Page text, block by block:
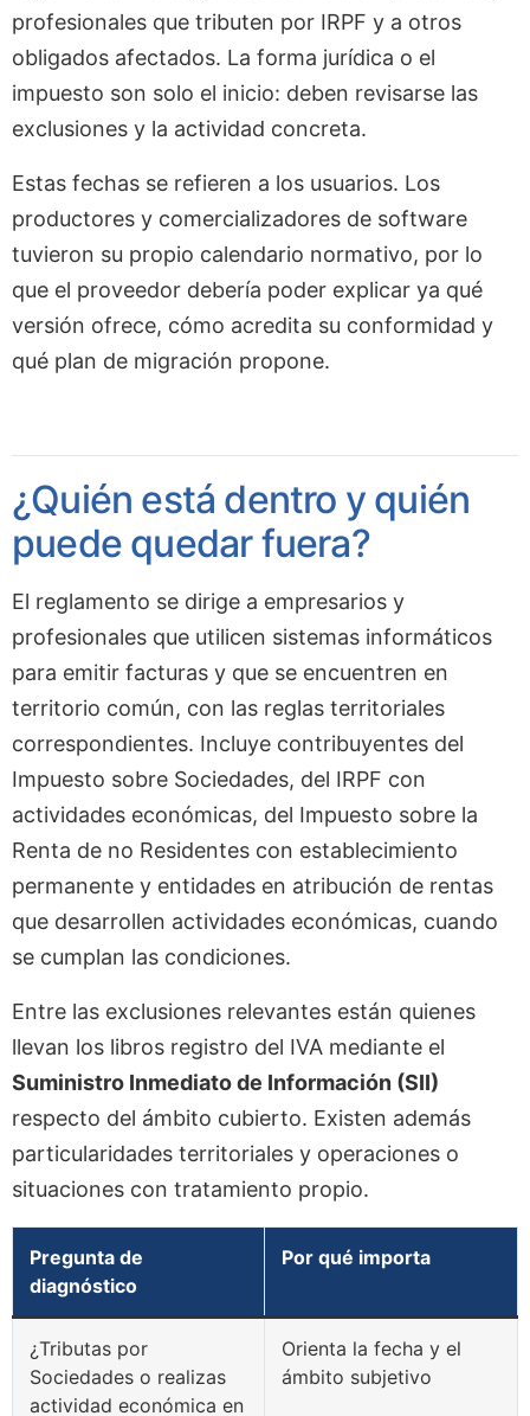
profesionales que tributen por IRPF y a otros
obligados afectados. La forma jurídica o el
impuesto son solo el inicio: deben revisarse las
exclusiones y la actividad concreta.
Estas fechas se refieren a los usuarios. Los
productores y comercializadores de software
tuvieron su propio calendario normativo, por lo
que el proveedor debería poder explicar ya qué
versión ofrece, cómo acredita su conformidad y
qué plan de migración propone.
¿Quién está dentro y quién
puede quedar fuera?
El reglamento se dirige a empresarios y
profesionales que utilicen sistemas informáticos
para emitir facturas y que se encuentren en
territorio común, con las reglas territoriales
correspondientes. Incluye contribuyentes del
Impuesto sobre Sociedades, del IRPF con
actividades económicas, del Impuesto sobre la
Renta de no Residentes con establecimiento
permanente y entidades en atribución de rentas
que desarrollen actividades económicas, cuando
se cumplan las condiciones.
Entre las exclusiones relevantes están quienes
llevan los libros registro del IVA mediante el
Suministro Inmediato de Información (SII)
respecto del ámbito cubierto. Existen además
particularidades territoriales y operaciones o
situaciones con tratamiento propio.
Pregunta de
diagnóstico
Por qué importa
¿Tributas por
Sociedades o realizas
actividad económica en
Orienta la fecha y el
ámbito subjetivo